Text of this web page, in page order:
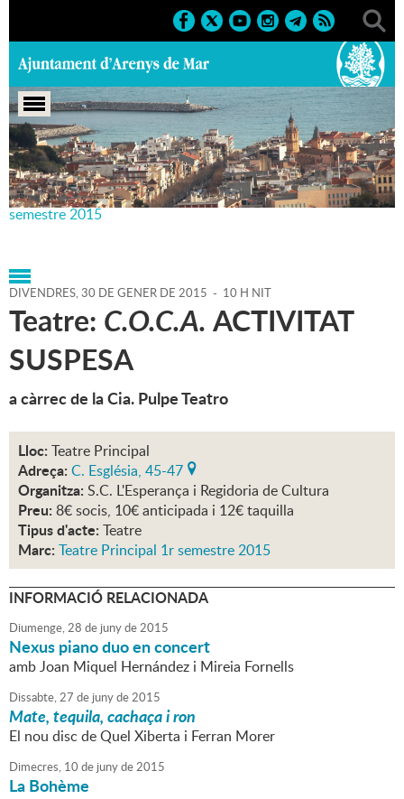
Portada > Agenda > 30-01-
2015 > Marcs > Culturals > 2015 > Teatre Principal 1r
semestre 2015
DIVENDRES,30 DE GENER DE 2015 - 10 H NIT
Teatre: C.O.C.A. ACTIVITAT
SUSPESA
a càrrec de la Cia. Pulpe Teatro
Lloc: Teatre Principal
Adreça: C. Església, 45-47
Organitza: S.C. L'Esperança i Regidoria de Cultura
Preu: 8€ socis, 10€ anticipada i 12€ taquilla
Tipus d'acte: Teatre
Marc: Teatre Principal 1r semestre 2015
INFORMACIÓ RELACIONADA
Diumenge,28 de junyde2015
Nexus piano duo en concert
amb Joan Miquel Hernández i Mireia Fornells
Dissabte,27 de junyde2015
Mate, tequila, cachaça i ron
El nou disc de Quel Xiberta i Ferran Morer
Dimecres, 10 de junyde2015
La Bohème